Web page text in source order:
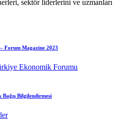
sektör liderlerini ve uzmanları
Forum Magazine 2023
Ekonomik Forumu
Bilgilendirmesi